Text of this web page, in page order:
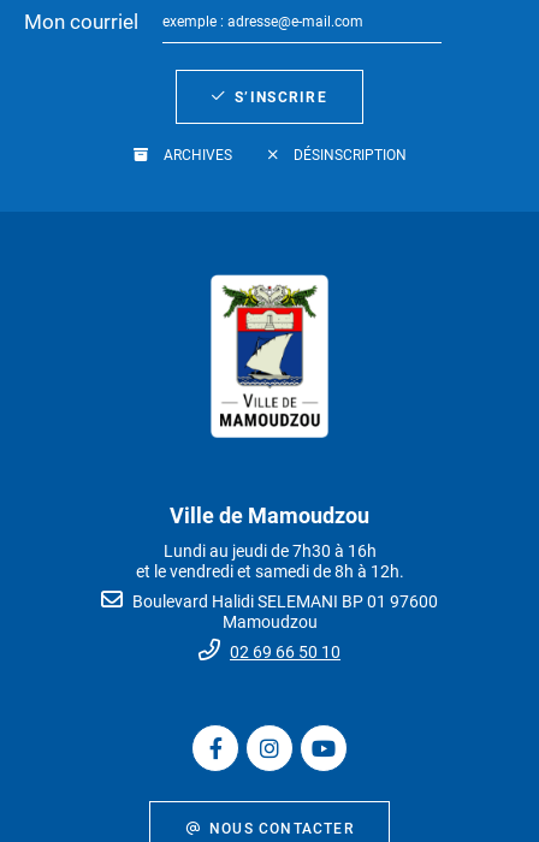
Mon courriel
S’INSCRIRE
ARCHIVES DÉSINSCRIPTION
Ville de Mamoudzou
Lundi au jeudi de 7h30 à 16h
et le vendredi et samedi de 8h à 12h.
Boulevard Halidi SELEMANI BP 01 97600
Mamoudzou
02 69 66 50 10
NOUS CONTACTER